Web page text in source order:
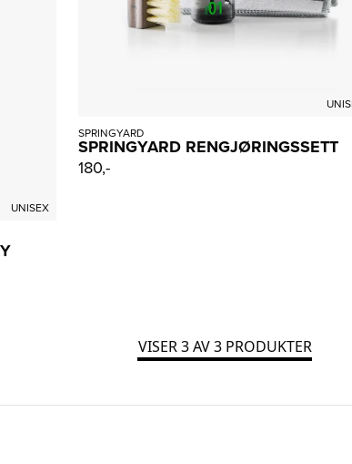
UNISEX
SPRINGYARD
SPRINGYARD RENGJØRINGSSETT
180,-
VISER3AV3PRODUKTER